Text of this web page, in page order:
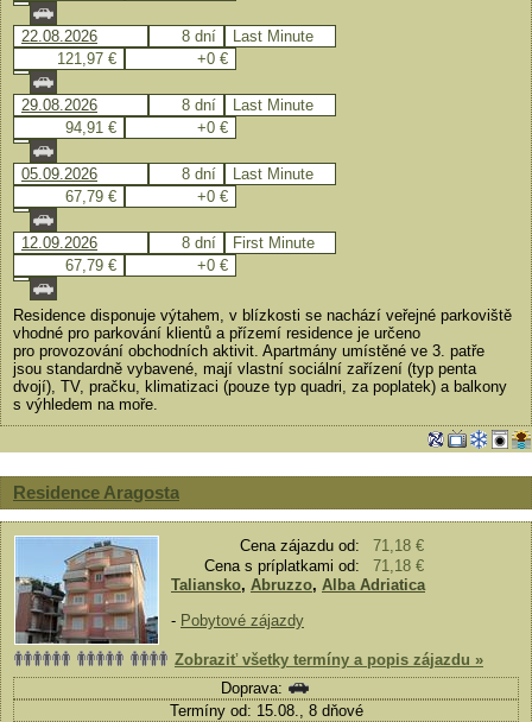
22.08.2026 8 dní
Last Minute
121,97 €
+0 €
29.08.2026 8 dní
Last Minute
94,91 €
+0 €
05.09.2026 8 dní
Last Minute
67,79 €
+0 €
12.09.2026 8 dní
First Minute
67,79 €
+0 €
Residence disponuje výtahem, v blízkosti se nachází veřejné parkoviště
vhodné pro parkování klientů a přízemí residence je určeno
pro provozování obchodních aktivit. Apartmány umístěné ve 3. patře
jsou standardně vybavené, mají vlastní sociální zařízení (typ penta
dvojí), TV, pračku, klimatizaci (pouze typ quadri, za poplatek) a balkony
s výhledem na moře.
Residence Aragosta
Cena zájazdu od:
71,18 €
Cena s príplatkami od:
71,18 €
Taliansko, Abruzzo, Alba Adriatica
- Pobytové zájazdy
Zobraziť všetky termíny a popis zájazdu »
Doprava:
Termíny od: 15.08., 8 dňové